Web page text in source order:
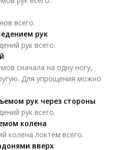
всего.
рук
рук всего.
сначала на одну ногу,
Для упрощения можно
рук через стороны
рук всего.
колена
колена локтем всего.
вверх